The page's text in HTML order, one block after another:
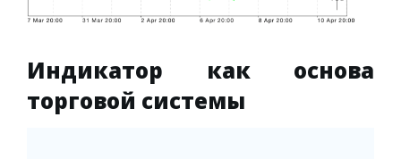
Индикатор как основа
торговой системы